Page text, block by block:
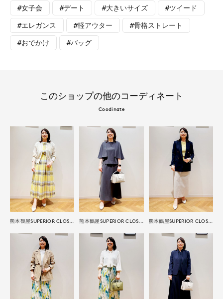
#女子会 #デート #大きいサイズ #ツイード
#エレガンス #軽アウター #骨格ストレート
#おでかけ #バッグ
このショップの他のコーディネート
Coodinate